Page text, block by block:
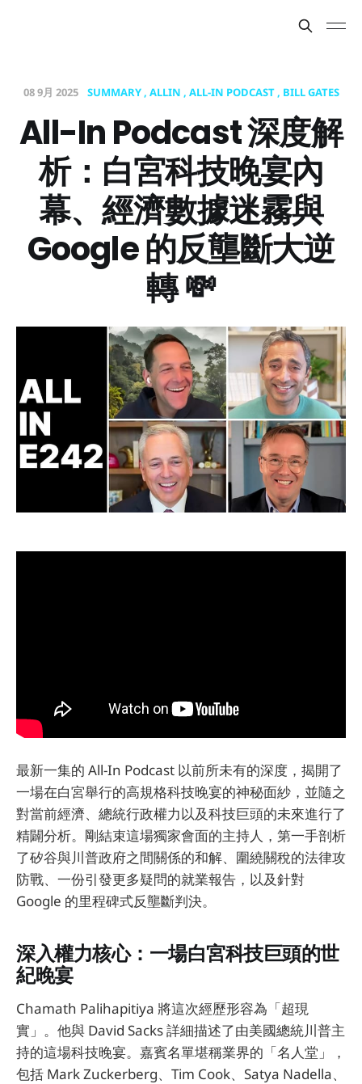
08 9月 2025 SUMMARY ALLIN ALL-IN PODCAST BILL GATES
All-In Podcast 深度解
析：白宮科技晚宴內
幕、經濟數據迷霧與
Google 的反壟斷大逆
轉 💸
最新一集的 All-In Podcast 以前所未有的深度，揭開了
一場在白宮舉行的高規格科技晚宴的神秘面紗，並隨之
對當前經濟、總統行政權力以及科技巨頭的未來進行了
精闢分析。剛結束這場獨家會面的主持人，第一手剖析
了矽谷與川普政府之間關係的和解、圍繞關稅的法律攻
防戰、一份引發更多疑問的就業報告，以及針對
Google 的里程碑式反壟斷判決。
深入權力核心：一場白宮科技巨頭的世
紀晚宴
Chamath Palihapitiya 將這次經歷形容為「超現
實」。他與 David Sacks 詳細描述了由美國總統川普主
持的這場科技晚宴。嘉賓名單堪稱業界的「名人堂」，
包括 Mark Zuckerberg、Tim Cook、Satya Nadella、